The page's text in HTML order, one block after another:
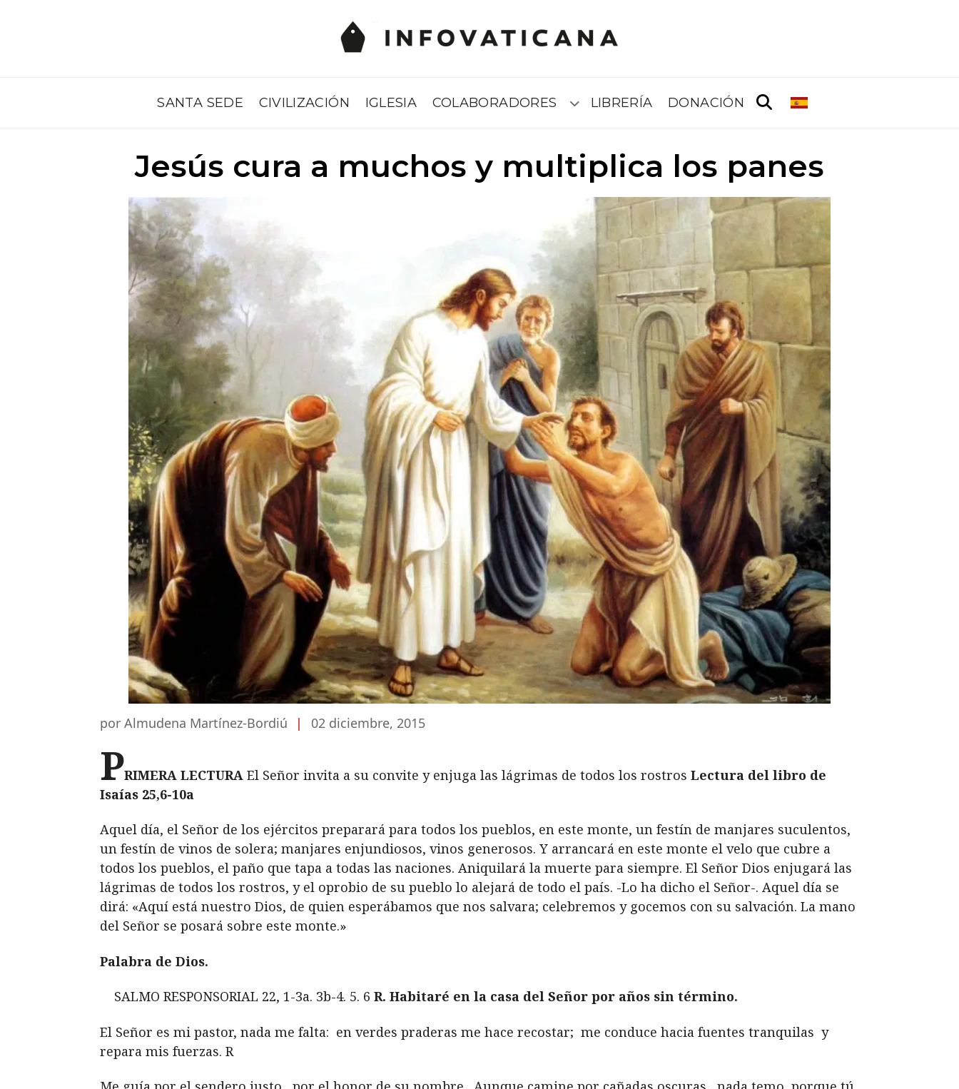
SANTA SEDE CIVILIZACIÓN IGLESIA COLABORADORES Submenú
LIBRERÍA DONACIÓN
Jesús cura a muchos y multiplica los panes
por Almudena Martínez-Bordiú | 02 diciembre, 2015
PRIMERA LECTURA El Señor invita a su convite y enjuga las lágrimas de todos los rostros Lectura del libro de
Isaías 25,6-10a
Aquel día, el Señor de los ejércitos preparará para todos los pueblos, en este monte, un festín de manjares suculentos,
un festín de vinos de solera; manjares enjundiosos, vinos generosos. Y arrancará en este monte el velo que cubre a
todos los pueblos, el paño que tapa a todas las naciones. Aniquilará la muerte para siempre. El Señor Dios enjugará las
lágrimas de todos los rostros, y el oprobio de su pueblo lo alejará de todo el país. -Lo ha dicho el Señor-. Aquel día se
dirá: «Aquí está nuestro Dios, de quien esperábamos que nos salvara; celebremos y gocemos con su salvación. La mano
del Señor se posará sobre este monte.»
Palabra de Dios.
SALMO RESPONSORIAL 22, 1-3a. 3b-4. 5. 6 R. Habitaré en la casa del Señor por años sin término.
El Señor es mi pastor, nada me falta: en verdes praderas me hace recostar; me conduce hacia fuentes tranquilas y
repara mis fuerzas. R